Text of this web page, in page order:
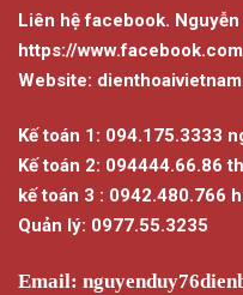
Liên hệ facebook. Nguyễn
https://
Website:
Kế toán 1: 094.175.3333
Kế toán 2: 094444.66.86
kế toán 3 : 0942.480.766
Quản lý: 0977.55.3235
Email: